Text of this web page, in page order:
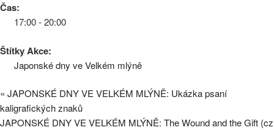
Čas:
17:00 - 20:00
Štítky Akce:
Japonské dny ve Velkém mlýně
« JAPONSKÉ DNY VE VELKÉM MLÝNĚ: Ukázka psaní
kaligrafických znaků
JAPONSKÉ DNY VE VELKÉM MLÝNĚ: The Wound and the Gift (cz